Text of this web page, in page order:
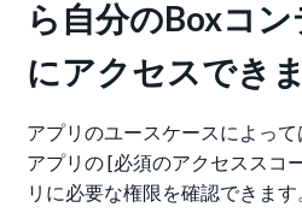
ら自分のBoxコ
にアクセスでき
アプリのユースケースによって
アプリの [必須のアクセススコ
リに必要な権限を確認できます